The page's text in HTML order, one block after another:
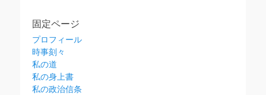
固定ページ
プロフィール
時事刻々
私の道
私の身上書
私の政治信条